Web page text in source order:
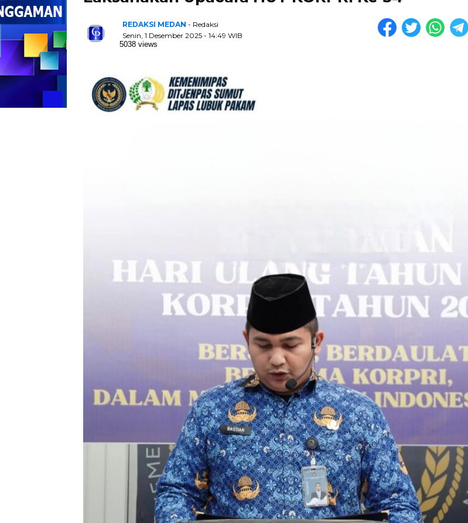
REDAKSI MEDAN - Redaksi
Senin, 1 Desember 2025 - 14:49 WIB
5038 views